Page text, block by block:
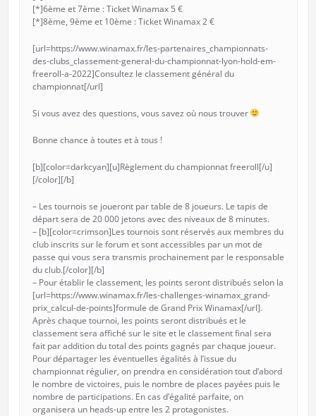
[*]6ème et 7ème : Ticket Winamax 5 €
[*]8ème, 9ème et 10ème : Ticket Winamax 2 €
[url=https://www.winamax.fr/les-partenaires_championnats-
des-clubs_classement-general-du-championnat-lyon-hold-em-
freeroll-a-2022]Consultez le classement général du
championnat[/url]
Si vous avez des questions, vous savez où nous trouver
Bonne chance à toutes et à tous !
[b][color=darkcyan][u]Règlement du championnat freeroll[/u]
[/color][/b]
– Les tournois se joueront par table de 8 joueurs. Le tapis de
départ sera de 20 000 jetons avec des niveaux de 8 minutes.
– [b][color=crimson]Les tournois sont réservés aux membres du
club inscrits sur le forum et sont accessibles par un mot de
passe qui vous sera transmis prochainement par le responsable
du club.[/color][/b]
– Pour établir le classement, les points seront distribués selon la
[url=https://www.winamax.fr/les-challenges-winamax_grand-
prix_calcul-de-points]formule de Grand Prix Winamax[/url].
Après chaque tournoi, les points seront distribués et le
classement sera affiché sur le site et le classement final sera
fait par addition du total des points gagnés par chaque joueur.
Pour départager les éventuelles égalités à l’issue du
championnat régulier, on prendra en considération tout d’abord
le nombre de victoires, puis le nombre de places payées puis le
nombre de participations. En cas d’égalité parfaite, on
organisera un heads-up entre les 2 protagonistes.